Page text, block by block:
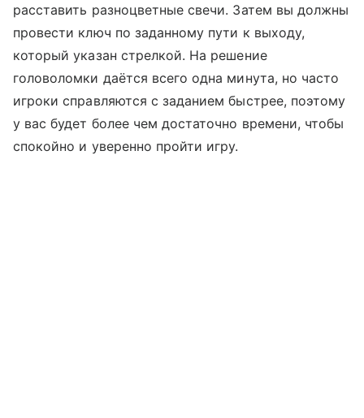
расставить разноцветные свечи. Затем вы должны
провести ключ по заданному пути к выходу,
который указан стрелкой. На решение
головоломки даётся всего одна минута, но часто
игроки справляются с заданием быстрее, поэтому
у вас будет более чем достаточно времени, чтобы
спокойно и уверенно пройти игру.